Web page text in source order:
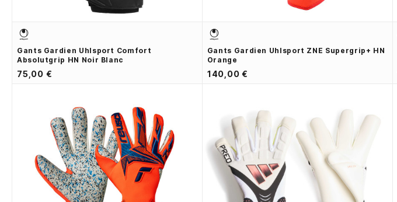
Gants Gardien Uhlsport Comfort
Absolutgrip HN Noir Blanc
75,00 €
Gants Gardien Uhlsport ZNE Supergrip+ HN
Orange
140,00 €